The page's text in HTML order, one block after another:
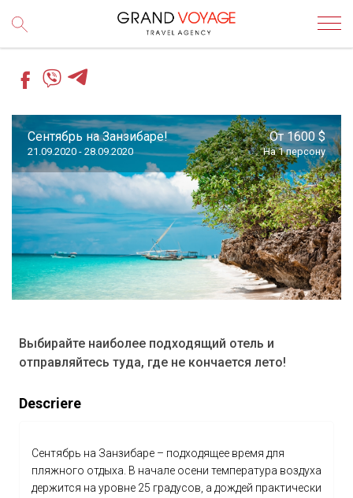
Сентябрь на Занзибаре!
21.09.2020 - 28.09.2020
От 1600 $
На 1 персону
Выбирайте наиболее подходящий отель и
отправляйтесь туда, где не кончается лето!
Descriere
Сентябрь на Занзибаре – подходящее время для
пляжного отдыха. В начале осени температура воздуха
держится на уровне 25 градусов, а дождей практически